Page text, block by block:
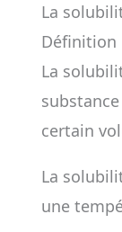
La
Définition
La
certain
La
une